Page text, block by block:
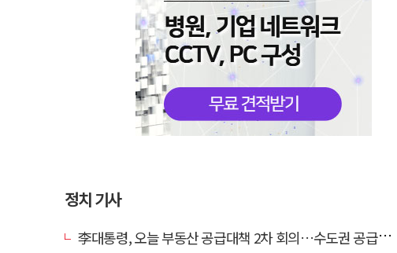
정치 기사
李대통령, 오늘 부동산 공급대책 2차 회의…수도권 공급안 논의